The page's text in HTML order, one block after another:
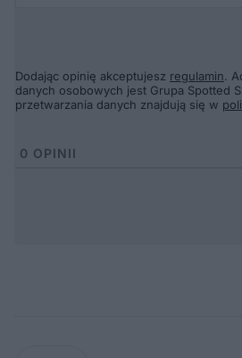
Dodając opinię akceptujesz regulamin.
danych osobowych jest Grupa Spotted
przetwarzania danych znajdują się w
0 OPINII